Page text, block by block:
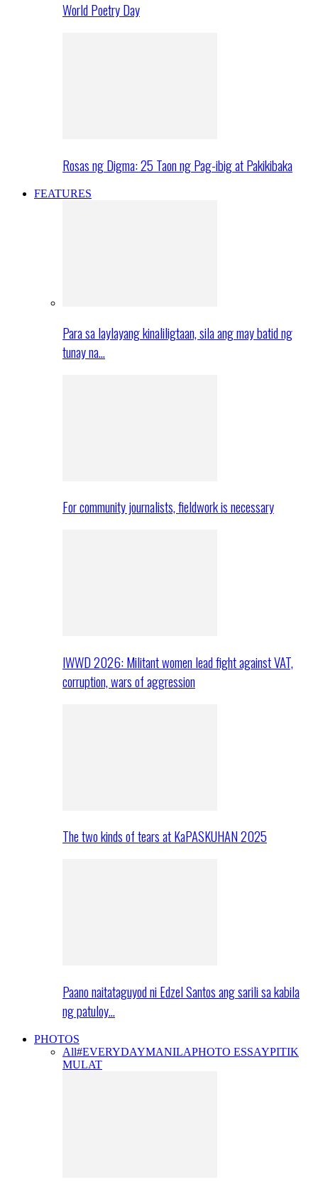
World Poetry Day
Rosas ng Digma: 25 Taon ng Pag-ibig at Pakikibaka
FEATURES
Para sa laylayang kinaliligtaan, sila ang may batid ng
tunay na…
For community journalists, fieldwork is necessary
IWWD 2026: Militant women lead fight against VAT,
corruption, wars of aggression
The two kinds of tears at KaPASKUHAN 2025
Paano naitataguyod ni Edzel Santos ang sarili sa kabila
ng patuloy…
PHOTOS
All#EVERYDAYMANILAPHOTO ESSAYPITIK
MULAT